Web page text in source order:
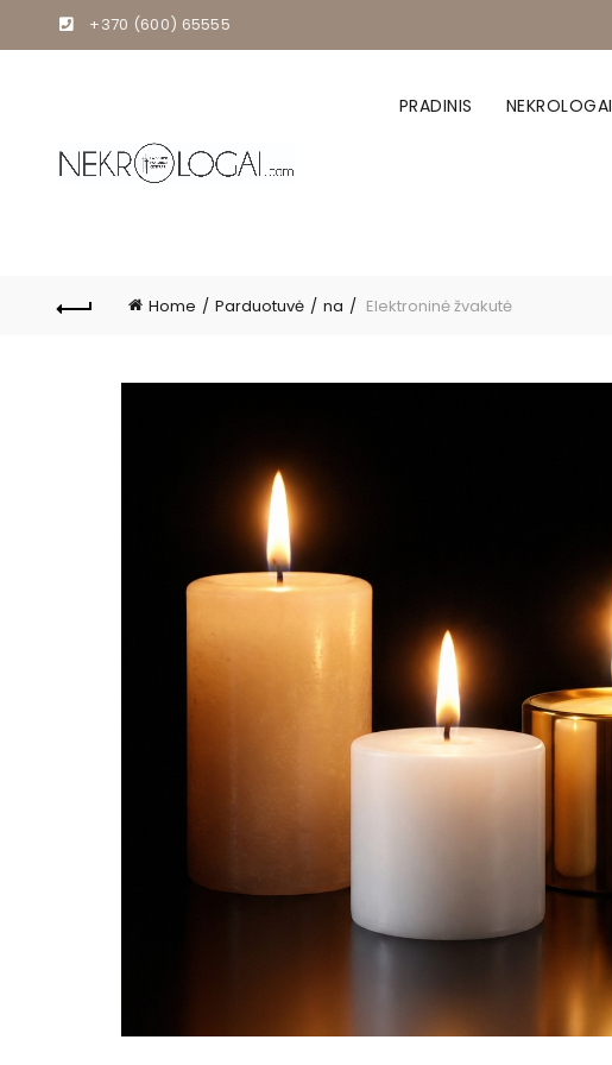
+370 (600) 65555
PRADINIS NEKROLOGAI
Home Parduotuvė na Elektroninė žvakutė